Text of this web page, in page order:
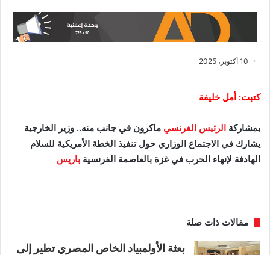
10 أكتوبر، 2025
كتبت: أمل خليفة
بمشاركة الرئيس الفرنسي ماكرون في جانب منه.. وزير الخارجية
يشارك في الاجتماع الوزاري حول تنفيذ الخطة الأمريكية للسلام
الهادفة لإنهاء الحرب في غزة بالعاصمة الفرنسية باريس
مقالات ذات صلة
بعثة الأولمبياد الخاص المصري تطير إلى